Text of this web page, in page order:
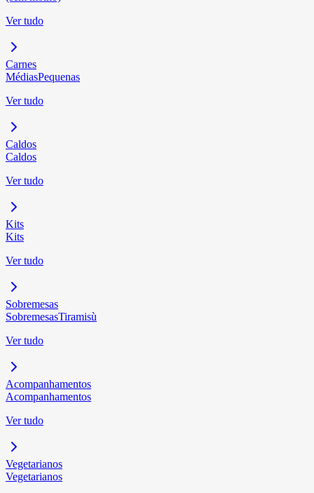
Ver tudo
Carnes
MédiasPequenas
Ver tudo
Caldos
Caldos
Ver tudo
Kits
Kits
Ver tudo
Sobremesas
SobremesasTiramisù
Ver tudo
Acompanhamentos
Acompanhamentos
Ver tudo
Vegetarianos
Vegetarianos